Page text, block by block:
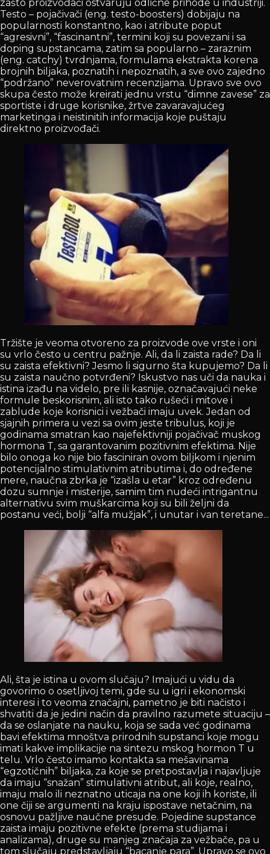
zašto proizvođači ostvaruju odlične prihode u industriji.
Testo – pojačivači (eng. testo-boosters) dobijaju na
popularnosti konstantno, kao i atribute poput
“agresivni”, “fascinantni”, termini koji su povezani i sa
doping supstancama, zatim sa popularno – zaraznim
(eng. catchy) tvrdnjama, formulama ekstrakta korena
brojnih biljaka, poznatih i nepoznatih, a sve ovo zajedno
“podržano” neverovatnim recenzijama. Upravo sve ovo
skupa često može kreirati jednu vrstu “dimne zavese” za
sportiste i druge korisnike, žrtve zavaravajućeg
marketinga i neistinitih informacija koje puštaju
direktno proizvođači.
Tržište je veoma otvoreno za proizvode ove vrste i oni
su vrlo često u centru pažnje. Ali, da li zaista rade? Da li
su zaista efektivni? Jesmo li sigurno šta kupujemo? Da li
su zaista naučno potvrđeni? Iskustvo nas uči da nauka i
istina izađu na videlo, pre ili kasnije, označavajući neke
formule beskorisnim, ali isto tako rušeći i mitove i
zablude koje korisnici i vežbači imaju uvek. Jedan od
sjajnih primera u vezi sa ovim jeste tribulus, koji je
godinama smatran kao najefektivniji pojačivač muskog
hormona T, sa garantovanim pozitivnim efektima. Nije
bilo onoga ko nije bio fasciniran ovom biljkom i njenim
potencijalno stimulativnim atributima i, do određene
mere, naučna zbrka je “izašla u etar” kroz određenu
dozu sumnje i misterije, samim tim nudeći intrigantnu
alternativu svim muškarcima koji su bili željni da
postanu veći, bolji “alfa mužjak”, i unutar i van teretane...
Ali, šta je istina u ovom slučaju? Imajući u vidu da
govorimo o osetljivoj temi, gde su u igri i ekonomski
interesi i to veoma značajni, pametno je biti načisto i
shvatiti da je jedini način da pravilno razumete situaciju –
da se oslanjate na nauku, koja se sada već godinama
bavi efektima mnoštva prirodnih supstanci koje mogu
imati kakve implikacije na sintezu mskog hormon T u
telu. Vrlo često imamo kontakta sa mešavinama
“egzotičnih” biljaka, za koje se pretpostavlja i najavljuje
da imaju “snažan” stimulativni atribut, ali koje, realno,
imaju malo ili neznatno uticaja na one koji ih koriste, ili
one čiji se argumenti na kraju ispostave netačnim, na
osnovu pažljive naučne presude. Pojedine supstance
zaista imaju pozitivne efekte (prema studijama i
analizama), druge su manjeg značaja za vežbače, pa u
tom slučaju predstavljaju “bacanje para”. Upravo se ovo